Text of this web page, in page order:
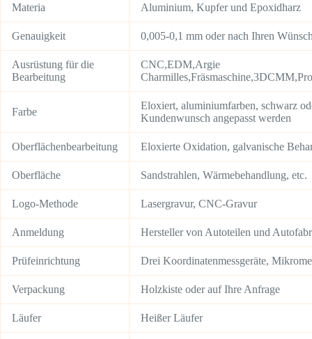
Materia Aluminium, Kupfer und Epoxidharz
Genauigkeit 0,005-0,1 mm oder nach Ihren
Ausrüstung für die
Bearbeitung
CNC,EDM,Argie
Farbe
Eloxiert, aluminiumfarben, schwarz
Kundenwunsch angepasst werden
Oberflächenbearbeitung Eloxierte Oxidation, galvanische
Oberfläche Sandstrahlen, Wärmebehandlung, etc.
Logo-Methode Lasergravur, CNC-Gravur
Anmeldung Hersteller von Autoteilen und
Prüfeinrichtung Drei Koordinatenmessgeräte,
Verpackung Holzkiste oder auf Ihre Anfrage
Läufer Heißer Läufer